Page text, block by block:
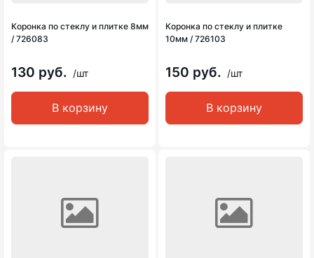
Коронка по стеклу и плитке 8мм
/ 726083
130 руб. /шт
В корзину
Коронка по стеклу и плитке
10мм / 726103
150 руб. /шт
В корзину